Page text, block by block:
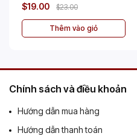
$19.00 $23.00
Thêm vào giỏ
Chính sách và điều khoản
Hướng dẫn mua hàng
Hướng dẫn thanh toán